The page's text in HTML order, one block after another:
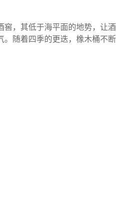
窖，其低于海平面的地势，让酒
。随着四季的更迭，橡木桶不断